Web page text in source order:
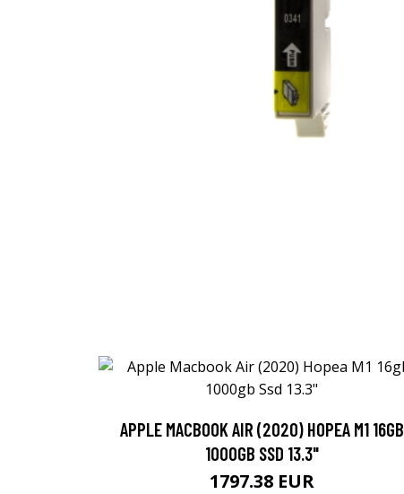
APPLE MACBOOK AIR (2020) HOPEA M1 16GB
1000GB SSD 13.3"
1797.38 EUR